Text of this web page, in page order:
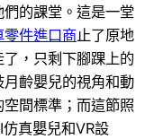
的課堂。這是一堂
零件進口商止了原地
，只剩下腳踝上的
齡嬰兒的視角和動
間標準；而這節照
真嬰兒和VR設